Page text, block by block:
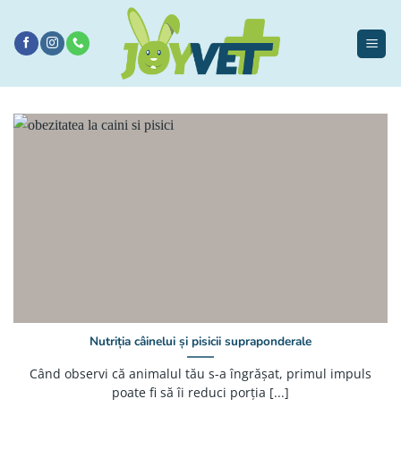
conținut
Nutriția câinelui și pisicii supraponderale
Când observi că animalul tău s-a îngrășat, primul impuls
poate fi să îi reduci porția [...]